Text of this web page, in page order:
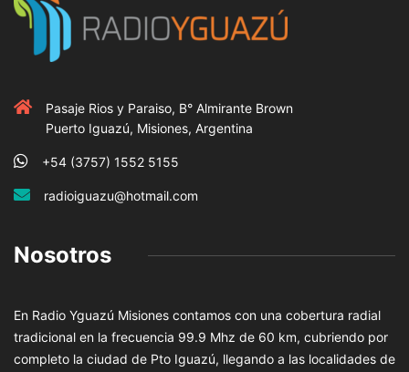
Pasaje Rios y Paraiso, B° Almirante Brown
Puerto Iguazú, Misiones, Argentina
+54 (3757) 1552 5155
radioiguazu@hotmail.com
Nosotros
En Radio Yguazú Misiones contamos con una cobertura radial
tradicional en la frecuencia 99.9 Mhz de 60 km, cubriendo por
completo la ciudad de Pto Iguazú, llegando a las localidades de